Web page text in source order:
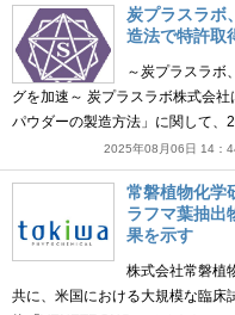
炭プラスラボ
造法で特許取
～炭プラスラボ
グを加速～ 炭プラスラボ株式会
パウダーの製造方法」に関して
2025年08月06日 14：
常磐植物化学
ラフマ葉抽出
果を示す
株式会社常磐植
共に、米国における大規模な臨床